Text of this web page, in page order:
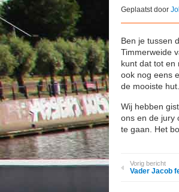
Geplaatst door
Ben je tussen
Timmerweide
kunt dat tot en
ook nog eens
de mooiste hut.
Wij hebben
ons en de jury
te gaan. Het
Vorig bericht
Vader Jacob